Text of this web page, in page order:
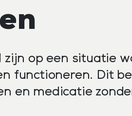
op een situatie
functioneren. Dit
en medicatie